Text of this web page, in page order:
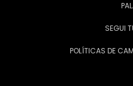
SEGUI
POLÍTICAS DE